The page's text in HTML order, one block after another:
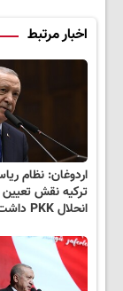
اخبار مرتبط
اردوغان: نظام
ترکیه نقش تعیین
انحلال PKK داشت